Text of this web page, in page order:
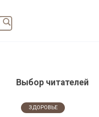
Выбор читателей
ЗДОРОВЬЕ